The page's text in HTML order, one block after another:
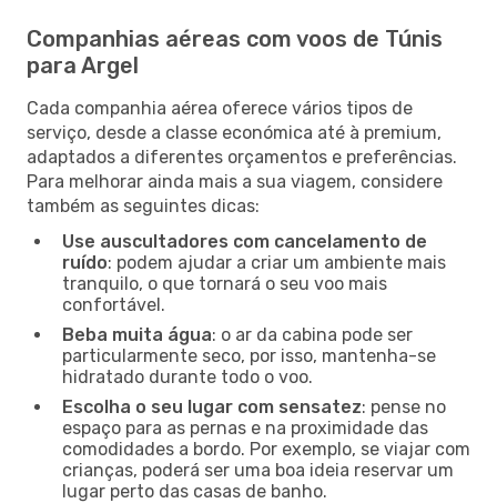
Companhias aéreas com voos de Túnis
para Argel
Cada companhia aérea oferece vários tipos de
serviço, desde a classe económica até à premium,
adaptados a diferentes orçamentos e preferências.
Para melhorar ainda mais a sua viagem, considere
também as seguintes dicas:
Use auscultadores com cancelamento de
ruído: podem ajudar a criar um ambiente mais
tranquilo, o que tornará o seu voo mais
confortável.
Beba muita água: o ar da cabina pode ser
particularmente seco, por isso, mantenha-se
hidratado durante todo o voo.
Escolha o seu lugar com sensatez: pense no
espaço para as pernas e na proximidade das
comodidades a bordo. Por exemplo, se viajar com
crianças, poderá ser uma boa ideia reservar um
lugar perto das casas de banho.